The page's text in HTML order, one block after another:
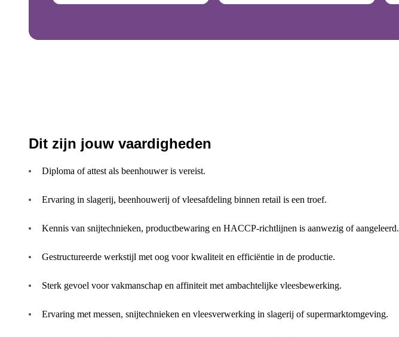
Dit zijn jouw vaardigheden
Diploma of attest als beenhouwer is vereist.
Ervaring in slagerij, beenhouwerij of vleesafdeling binnen retail is een troef.
Kennis van snijtechnieken, productbewaring en HACCP-richtlijnen is aanwezig of aangeleerd.
Gestructureerde werkstijl met oog voor kwaliteit en efficiëntie in de productie.
Sterk gevoel voor vakmanschap en affiniteit met ambachtelijke vleesbewerking.
Ervaring met messen, snijtechnieken en vleesverwerking in slagerij of supermarktomgeving.